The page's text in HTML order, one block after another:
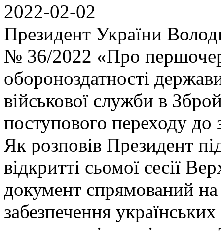
2022-02-02
Президент України
№ 36/2022 «Про
обороноздатності
військової служби в
поступового переходу до
Як розповів Президент
відкритті сьомої сесії
документ спрямований
забезпечення